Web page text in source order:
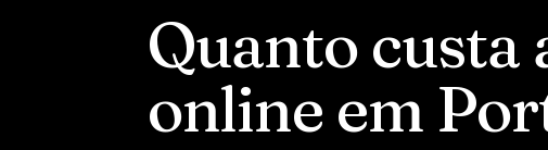
Quanto
online em